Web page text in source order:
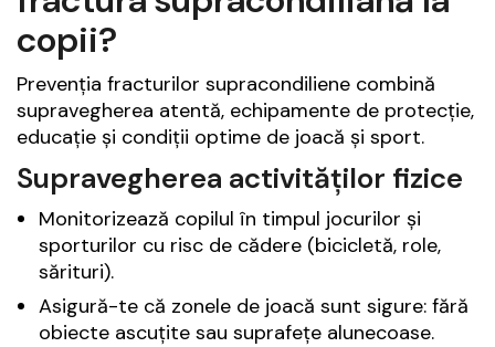
copii?
Prevenția fracturilor supracondiliene combină
supravegherea atentă, echipamente de protecție,
educație și condiții optime de joacă și sport.
Supravegherea activităților fizice
Monitorizează copilul în timpul jocurilor și
sporturilor cu risc de cădere (bicicletă, role,
sărituri).
Asigură-te că zonele de joacă sunt sigure: fără
obiecte ascuțite sau suprafețe alunecoase.